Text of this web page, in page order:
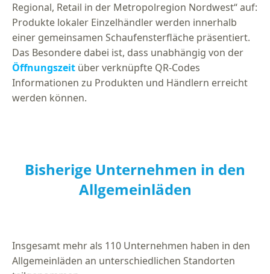
Regional, Retail in der Metropolregion Nordwest“ auf:
Produkte lokaler Einzelhändler werden innerhalb
einer gemeinsamen Schaufensterfläche präsentiert.
Das Besondere dabei ist, dass unabhängig von der
Öffnungszeit über verknüpfte QR-Codes
Informationen zu Produkten und Händlern erreicht
werden können.
Bisherige Unternehmen in den
Allgemeinläden
Insgesamt mehr als 110 Unternehmen haben in den
Allgemeinläden an unterschiedlichen Standorten